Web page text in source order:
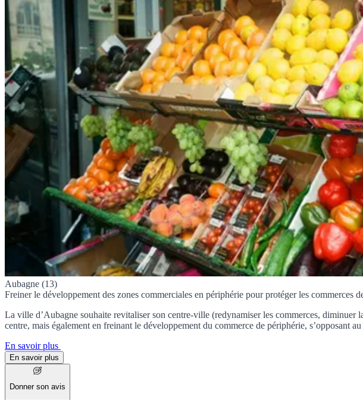
Aubagne (13)
Freiner le développement des zones commerciales en périphérie pour protéger les commerces
La ville d’Aubagne souhaite revitaliser son centre-ville (redynamiser les commerces,
centre, mais également en freinant le développement du commerce de périphérie, s’opposant
En savoir plus
En savoir plus
Donner son avis